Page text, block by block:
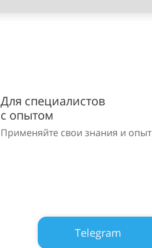
Для специалистов
с опытом
Применяйте свои знания и опыт
Telegram